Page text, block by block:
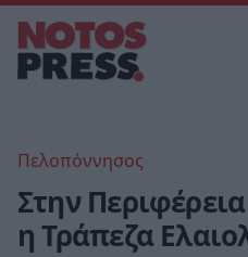
Πελοπόννησος
Στην
η Τράπεζα